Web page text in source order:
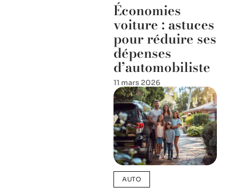
Économies
voiture : astuces
pour réduire ses
dépenses
d’automobiliste
11 mars 2026
AUTO